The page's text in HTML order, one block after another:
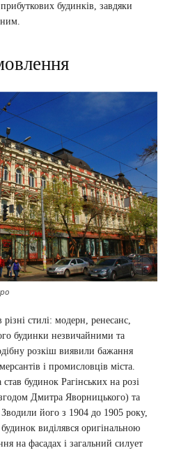
будинків, завдяки
стилі: модерн, ренесанс,
будинки незвичайними та
розкіш виявили бажання
і промисловців міста.
будинок Рагінських на розі
Дмитра Яворницького) та
його з 1904 до 1905 року,
виділявся оригінальною
на фасадах і загальний силует